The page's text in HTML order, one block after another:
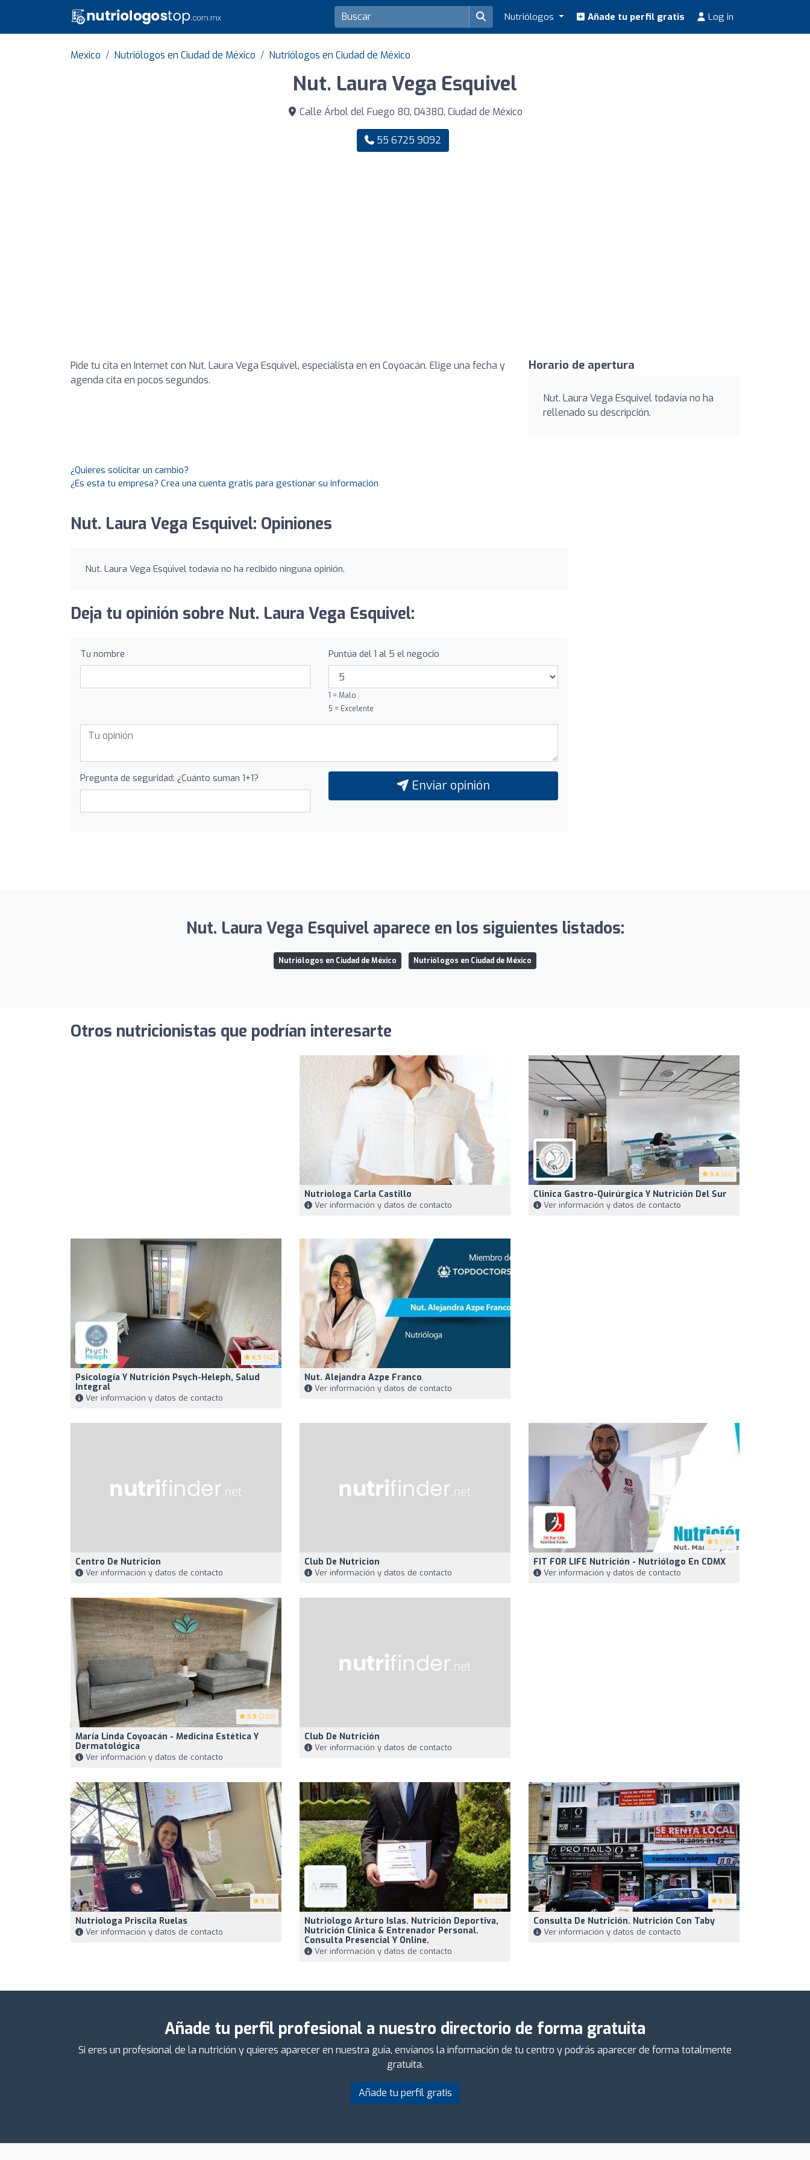
Nutriólogos Añade tu perfil gratis Log in
Mexico Nutriólogos en Ciudad de México Nutriólogos en Ciudad de México
Nut. Laura Vega Esquivel
Calle Árbol del Fuego 80, 04380, Ciudad de México
55 6725 9092
Pide tu cita en Internet con Nut. Laura Vega Esquivel, especialista en en Coyoacán. Elige una fecha y
agenda cita en pocos segundos.
Horario de apertura
Nut. Laura Vega Esquivel todavía no ha
rellenado su descripción.
¿Quieres solicitar un cambio?
¿Es esta tu empresa? Crea una cuenta gratis para gestionar su información
Nut. Laura Vega Esquivel: Opiniones
Nut. Laura Vega Esquivel todavía no ha recibido ninguna opinión.
Deja tu opinión sobre Nut. Laura Vega Esquivel:
Tu nombre Puntúa del 1 al 5 el negocio
1 = Malo
5 = Excelente
Pregunta de seguridad: ¿Cuánto suman 1+1? Enviar opinión
Nut. Laura Vega Esquivel aparece en los siguientes listados:
Nutriólogos en Ciudad de México Nutriólogos en Ciudad de México
Otros nutricionistas que podrían interesarte
Nutriologa Carla Castillo
Ver información y datos de contacto
3.4 (64)
Clinica Gastro-Quirúrgica Y Nutrición Del Sur
Ver información y datos de contacto
4.9 (42)
Psicología Y Nutrición Psych-Heleph, Salud
Integral
Ver información y datos de contacto
Nut. Alejandra Azpe Franco
Ver información y datos de contacto
Centro De Nutricion
Ver información y datos de contacto
Club De Nutricion
Ver información y datos de contacto
5 (131)
FIT FOR LIFE Nutrición - Nutriólogo En CDMX
Ver información y datos de contacto
3.9 (200)
María Linda Coyoacán - Medicina Estética Y
Dermatológica
Ver información y datos de contacto
Club De Nutrición
Ver información y datos de contacto
5 (5)
Nutriologa Priscila Ruelas
Ver información y datos de contacto
5 (122)
Nutriologo Arturo Islas. Nutrición Deportiva,
Nutrición Clínica & Entrenador Personal.
Consulta Presencial Y Online.
Ver información y datos de contacto
5 (5)
Consulta De Nutrición. Nutrición Con Taby
Ver información y datos de contacto
Añade tu perfil profesional a nuestro directorio de forma gratuita
Si eres un profesional de la nutrición y quieres aparecer en nuestra guía, envíanos la información de tu centro y podrás aparecer de forma totalmente
gratuita.
Añade tu perfil gratis